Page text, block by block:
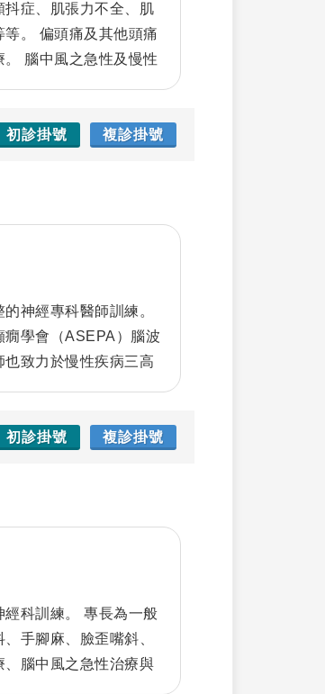
症、肌張力不全、肌
。 偏頭痛及其他頭痛
腦中風之急性及慢性
初診掛號 複診掛號
神經專科醫師訓練。
學會（ASEPA）腦波
致力於慢性疾病三高
變的治療，早期介入及
初診掛號 複診掛號
科訓練。 專長為一般
手腳麻、臉歪嘴斜、
腦中風之急性治療與